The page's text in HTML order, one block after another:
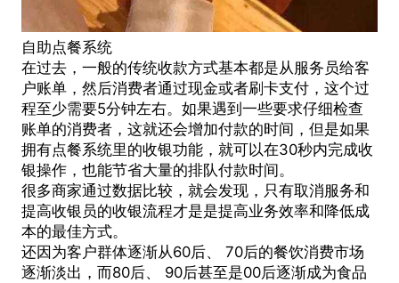
自助点餐系统
在过去，一般的传统收款方式基本都是从服务员给客
户账单，然后消费者通过现金或者刷卡支付，这个过
程至少需要5分钟左右。如果遇到一些要求仔细检查
账单的消费者，这就还会增加付款的时间，但是如果
拥有点餐系统里的收银功能，就可以在30秒内完成收
银操作，也能节省大量的排队付款时间。
很多商家通过数据比较，就会发现，只有取消服务和
提高收银员的收银流程才是是提高业务效率和降低成
本的最佳方式。
还因为客户群体逐渐从60后、 70后的餐饮消费市场
逐渐淡出，而80后、 90后甚至是00后逐渐成为食品